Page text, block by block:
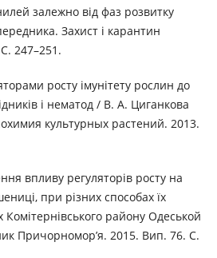
залежно від фаз розвитку
Захист і карантин
247–251.
росту імунітету рослин до
і нематод / В. А. Циганкова
культурных растений. 2013.
впливу регуляторів росту на
при різних способах їх
Комітернівського району Одеськой
Причорномор’я. 2015. Вип. 76. С.